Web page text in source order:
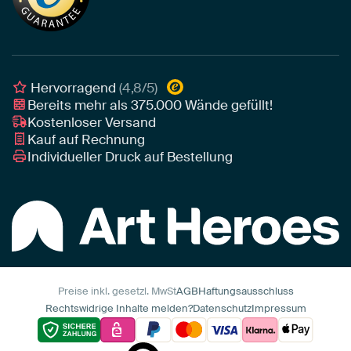
Leinwand für draußen
Tipps von unseren Botschaftern
Individuelle Einrichtungsberatung
Botschafter
Awards und Preise
Art Heroes App
Hervorragend(4,8/5)
Bereits mehr als375.000Wände gefüllt!
Kostenloser Versand
Kauf auf Rechnung
Individueller Druck auf Bestellung
Preise inkl. gesetzl. MwStAGBHaftungsausschluss
Rechtswidrige Inhalte melden?DatenschutzImpressum